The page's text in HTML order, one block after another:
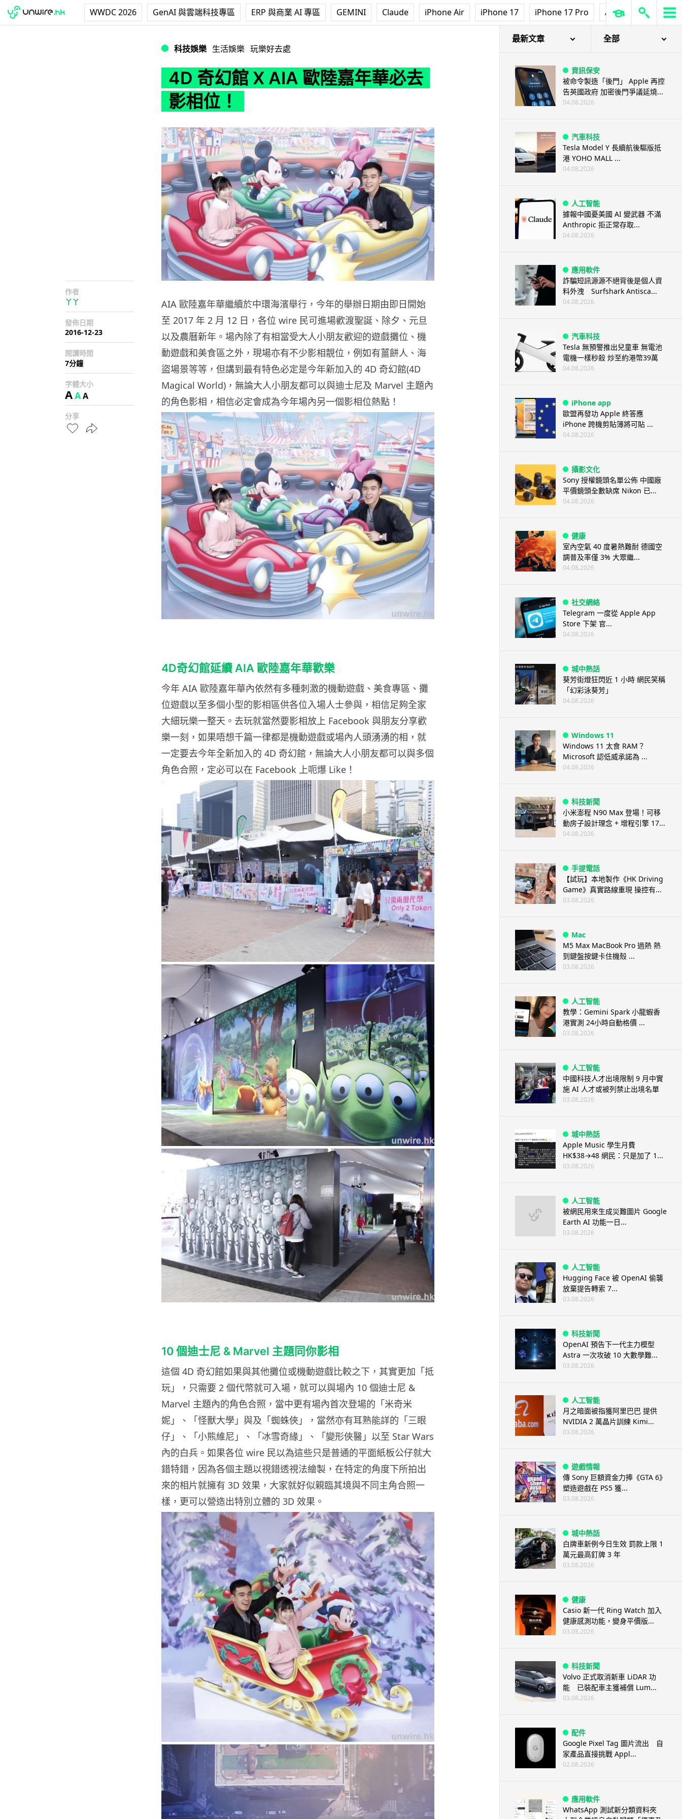
WWDC 2026 GenAI 與雲端科技專區 ERP 與商業 AI 專區 GEMINI Claude iPhone Air iPhone 17 iPhone 17 Pro AirPods Pro 3
科技娛樂 生活娛樂 玩樂好去處
4D 奇幻館 X AIA 歐陸嘉年華必去
影相位！
作者
丫丫
發佈日期
2016-12-23
閱讀時間
7分鐘
字體大小
AAA
分享
AIA 歐陸嘉年華繼續於中環海濱舉行，今年的舉辦日期由即日開始
至 2017 年 2 月 12 日，各位 wire 民可進場歡渡聖誕、除夕、元旦
以及農曆新年。場內除了有相當受大人小朋友歡迎的遊戲攤位、機
動遊戲和美食區之外，現場亦有不少影相靚位，例如有薑餅人、海
盜場景等等，但講到最有特色必定是今年新加入的 4D 奇幻館(4D
Magical World)，無論大人小朋友都可以與迪士尼及 Marvel 主題內
的角色影相，相信必定會成為今年場內另一個影相位熱點！
4D奇幻館延續 AIA 歐陸嘉年華歡樂
今年 AIA 歐陸嘉年華內依然有多種刺激的機動遊戲、美食專區、攤
位遊戲以至多個小型的影相區供各位入場人士參與，相信足夠全家
大細玩樂一整天。去玩就當然要影相放上 Facebook 與朋友分享歡
樂一刻，如果唔想千篇一律都是機動遊戲或場內人頭湧湧的相，就
一定要去今年全新加入的 4D 奇幻館，無論大人小朋友都可以與多個
角色合照，定必可以在 Facebook 上呃爆 Like！
10 個迪士尼 & Marvel 主題同你影相
這個 4D 奇幻館如果與其他攤位或機動遊戲比較之下，其實更加「抵
玩」，只需要 2 個代幣就可入場，就可以與場內 10 個迪士尼 &
Marvel 主題內的角色合照，當中更有場內首次登場的「米奇米
妮」、「怪獸大學」與及「蜘蛛俠」，當然亦有耳熟能詳的「三眼
仔」、「小熊維尼」、「冰雪奇緣」、「變形俠醫」以至 Star Wars
內的白兵。如果各位 wire 民以為這些只是普通的平面紙板公仔就大
錯特錯，因為各個主題以視錯透視法繪製，在特定的角度下所拍出
來的相片就擁有 3D 效果，大家就好似親臨其境與不同主角合照一
樣，更可以營造出特別立體的 3D 效果。
最新文章 全部
資訊保安
被命令製造「後門」 Apple 再控
告英國政府 加密後門爭議延燒...
04.08.2026
汽車科技
Tesla Model Y 長續航後驅版抵
港 YOHO MALL ...
04.08.2026
人工智能
據報中國憂美國 AI 變武器 不滿
Anthropic 拒正常存取...
04.08.2026
應用軟件
詐騙短訊源源不絕背後是個人資
料外洩 Surfshark Antisca...
04.08.2026
汽車科技
Tesla 無預警推出兒童車 無電池
電機一樣秒殺 炒至約港幣39萬
04.08.2026
iPhone app
歐盟再發功 Apple 終答應
iPhone 跨機剪貼簿將可貼 ...
04.08.2026
攝影文化
Sony 授權鏡頭名單公佈 中國廠
平價鏡頭全數缺席 Nikon 已...
04.08.2026
健康
室內空氣 40 度暑熱難耐 德國空
調普及率僅 3% 大眾繼...
04.08.2026
社交網絡
Telegram 一度從 Apple App
Store 下架 官...
04.08.2026
城中熱話
葵芳街燈狂閃近 1 小時 網民笑稱
「幻彩泳葵芳」
04.08.2026
Windows 11
Windows 11 太食 RAM？
Microsoft 認低威承諾為 ...
04.08.2026
科技新聞
小米澎程 N90 Max 登場！可移
動房子設計理念 + 增程引擎 17...
04.08.2026
手提電話
【試玩】本地製作《HK Driving
Game》真實路線重現 操控有...
03.08.2026
Mac
M5 Max MacBook Pro 過熱 熱
到鍵盤按鍵卡住機殼 ...
03.08.2026
人工智能
教學：Gemini Spark 小龍蝦香
港實測 24小時自動格價 ...
03.08.2026
人工智能
中國科技人才出境限制 9 月中實
施 AI 人才或被列禁止出境名單
03.08.2026
城中熱話
Apple Music 學生月費
HK$38→48 網民：只是加了 1...
03.08.2026
人工智能
被網民用來生成災難圖片 Google
Earth AI 功能一日...
03.08.2026
人工智能
Hugging Face 被 OpenAI 偷襲
放棄提告轉索 7...
03.08.2026
科技新聞
OpenAI 預告下一代主力模型
Astra 一次攻破 10 大數學難...
03.08.2026
人工智能
月之暗面被指獲阿里巴巴 提供
NVIDIA 2 萬晶片訓練 Kimi...
03.08.2026
遊戲情報
傳 Sony 巨額資金力捧《GTA 6》
塑造遊戲在 PS5 獲...
03.08.2026
城中熱話
白牌車新例今日生效 罰款上限 1
萬元最高釘牌 3 年
03.08.2026
健康
Casio 新一代 Ring Watch 加入
健康感測功能，變身平價版...
03.08.2026
科技新聞
Volvo 正式取消新車 LiDAR 功
能 已裝配車主獲補償 Lum...
03.08.2026
配件
Google Pixel Tag 圖片流出 自
家產品直接挑戰 Appl...
02.08.2026
應用軟件
WhatsApp 測試新分類資料夾